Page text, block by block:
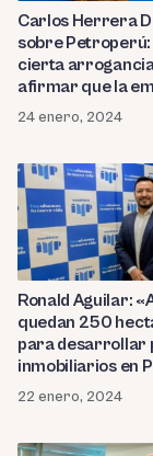
Carlos Herrera
sobre Petroperú:
cierta
afirmar que la
sido rentable y que
devolverán el
24 enero, 2024
Ronald Aguilar:
quedan 250
para desarrollar
inmobiliarios en
22 enero, 2024